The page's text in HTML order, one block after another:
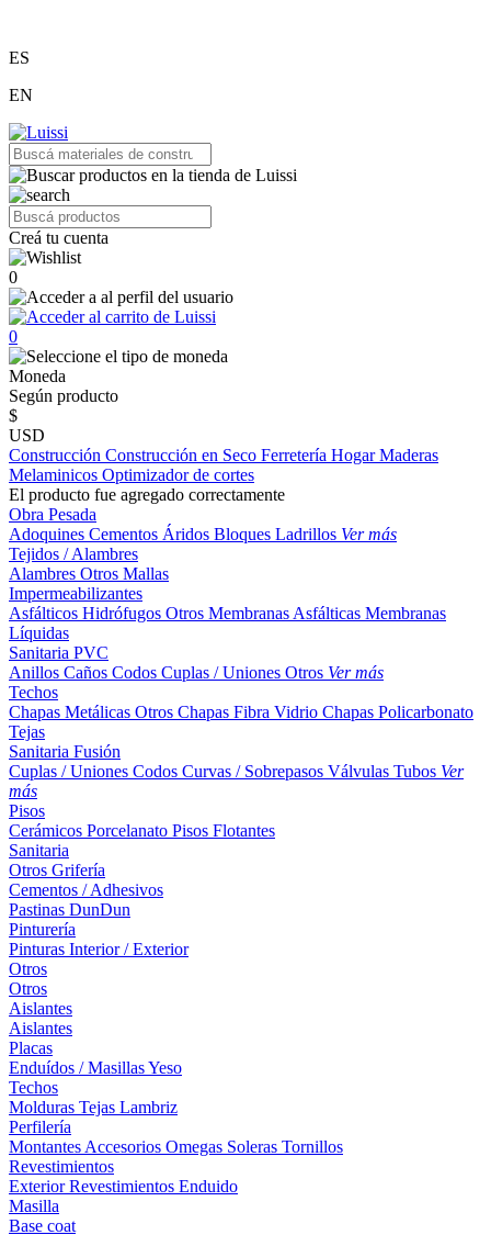
ES
EN
Creá tu cuenta
0
0
Moneda
Según producto
$
USD
Construcción Construcción en Seco Ferretería HogarMaderas
Melaminicos Optimizador de cortes
El producto fue agregado correctamente
Obra Pesada
Adoquines Cementos Áridos Bloques Ladrillos Ver más
Tejidos / Alambres
Alambres Otros Mallas
Impermeabilizantes
Asfálticos Hidrófugos Otros Membranas Asfálticas Membranas
Líquidas
Sanitaria PVC
Anillos Caños Codos Cuplas / Uniones Otros Ver más
Techos
Chapas Metálicas Otros Chapas Fibra Vidrio Chapas Policarbonato
Tejas
Sanitaria Fusión
Cuplas / Uniones Codos Curvas / Sobrepasos Válvulas Tubos Ver
más
Pisos
Cerámicos Porcelanato Pisos Flotantes
Sanitaria
Otros Grifería
Cementos / Adhesivos
Pastinas DunDun
Pinturería
Pinturas Interior / Exterior
Otros
Otros
Aislantes
Aislantes
Placas
Enduídos / MasillasYeso
Techos
Molduras Tejas Lambriz
Perfilería
Montantes Accesorios Omegas Soleras Tornillos
Revestimientos
ExteriorRevestimientos Enduido
Masilla
Base coat